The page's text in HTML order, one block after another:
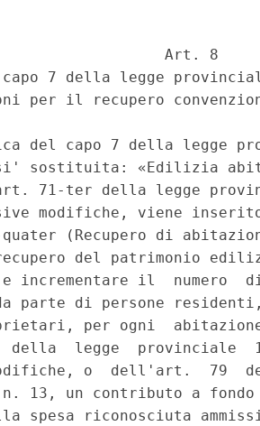
Art. 8
7 della legge
per il recupero
del capo 7 della legge
sostituita: «Edilizia
71-ter della legge
modifiche, viene
(Recupero di
del patrimonio
e incrementare il
da parte di persone
per ogni
legge  provinciale
o  dell'art.  79
n. 13, un contributo a
spesa riconosciuta